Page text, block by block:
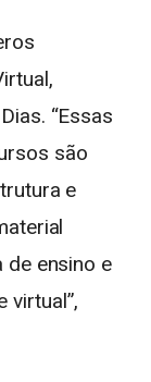
“Essas
são
e
de ensino e
virtual”,